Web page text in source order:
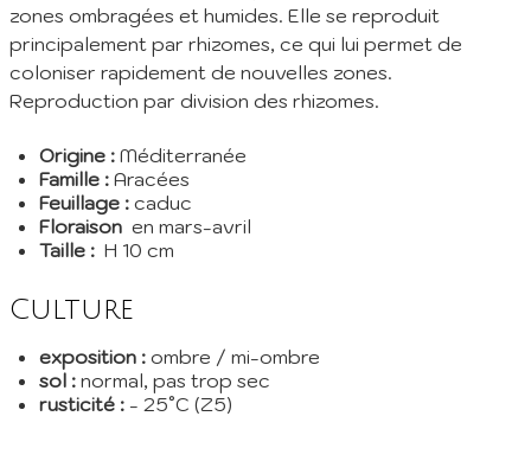
zones ombragées et humides. Elle se reproduit
principalement par rhizomes, ce qui lui permet de
coloniser rapidement de nouvelles zones.
Reproduction par division des rhizomes.
Origine : Méditerranée
Famille : Aracées
Feuillage : caduc
Floraison en mars-avril
Taille : H 10 cm
Culture
exposition : ombre / mi-ombre
sol : normal, pas trop sec
rusticité : - 25°C (Z5)